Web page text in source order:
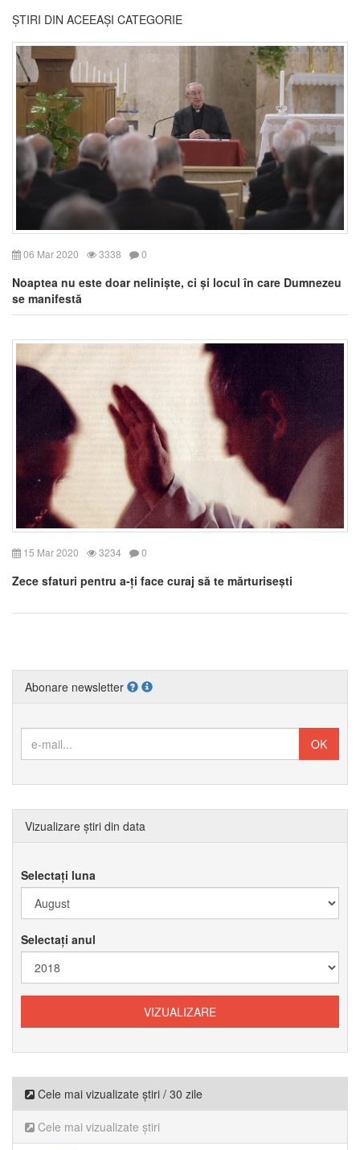
ȘTIRI DIN ACEEAȘI CATEGORIE
06 Mar 2020 3338 0
Noaptea nu este doar neliniște, ci și locul în care Dumnezeu
se manifestă
15 Mar 2020 3234 0
Zece sfaturi pentru a-ți face curaj să te mărturisești
Abonare newsletter
Vizualizare știri din data
Selectați luna
Selectați anul
Cele mai vizualizate știri / 30 zile
Cele mai vizualizate știri